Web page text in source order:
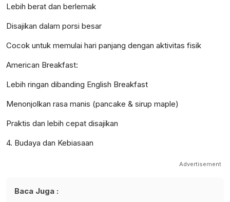
Lebih berat dan berlemak
Disajikan dalam porsi besar
Cocok untuk memulai hari panjang dengan aktivitas fisik
American Breakfast:
Lebih ringan dibanding English Breakfast
Menonjolkan rasa manis (pancake & sirup maple)
Praktis dan lebih cepat disajikan
4. Budaya dan Kebiasaan
Advertisement
Baca Juga :